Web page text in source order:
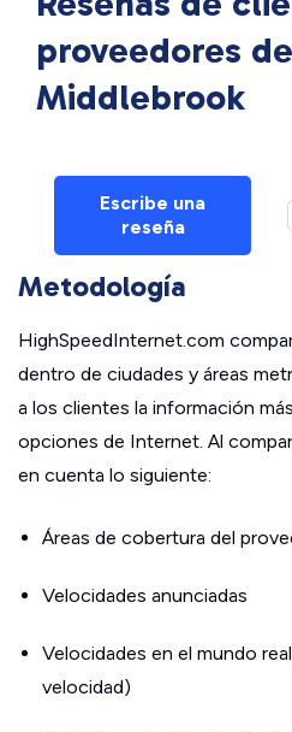
proveedores
Middlebrook
Escribe una
reseña
Metodología
HighSpeedInternet.com
dentro de ciudades y áreas
a los clientes la información
opciones de Internet. Al
en cuenta lo siguiente:
Áreas de cobertura del
Velocidades anunciadas
Velocidades en el mundo
velocidad)